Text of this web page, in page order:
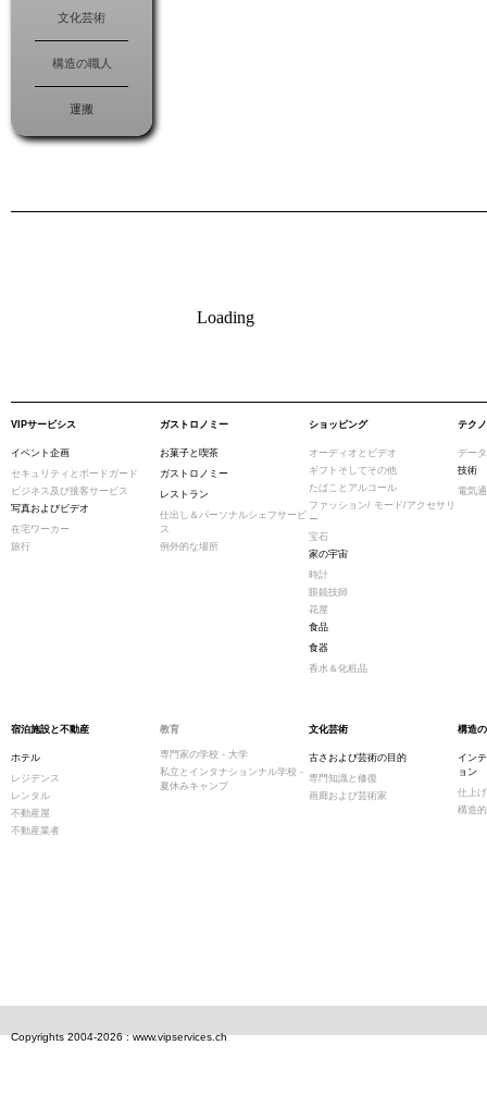
文化芸術
構造の職人
運搬
Loading
VIPサービシス
イベント企画
セキュリティとボードガード
ビジネス及び接客サービス
写真およびビデオ
在宅ワーカー
旅行
ガストロノミー
お菓子と喫茶
ガストロノミー
レストラン
仕出し＆パーソナルシェフサービ
ス
例外的な場所
ショッピング
オーディオとビデオ
ギフトそしてその他
たばことアルコール
ファッション/ モード/アクセサリ
ー
宝石
家の宇宙
時計
眼鏡技師
花屋
食品
食器
香水＆化粧品
テク
デー
技術
電気
宿泊施設と不動産
ホテル
レジデンス
レンタル
不動産屋
不動産業者
教育
専門家の学校 - 大学
私立とインタナションナル学校 -
夏休みキャンプ
文化芸術
古さおよび芸術の目的
専門知識と修復
画廊および芸術家
構造
イン
ョン
仕上
構造
Copyrights 2004-2026 : www.vipservices.ch